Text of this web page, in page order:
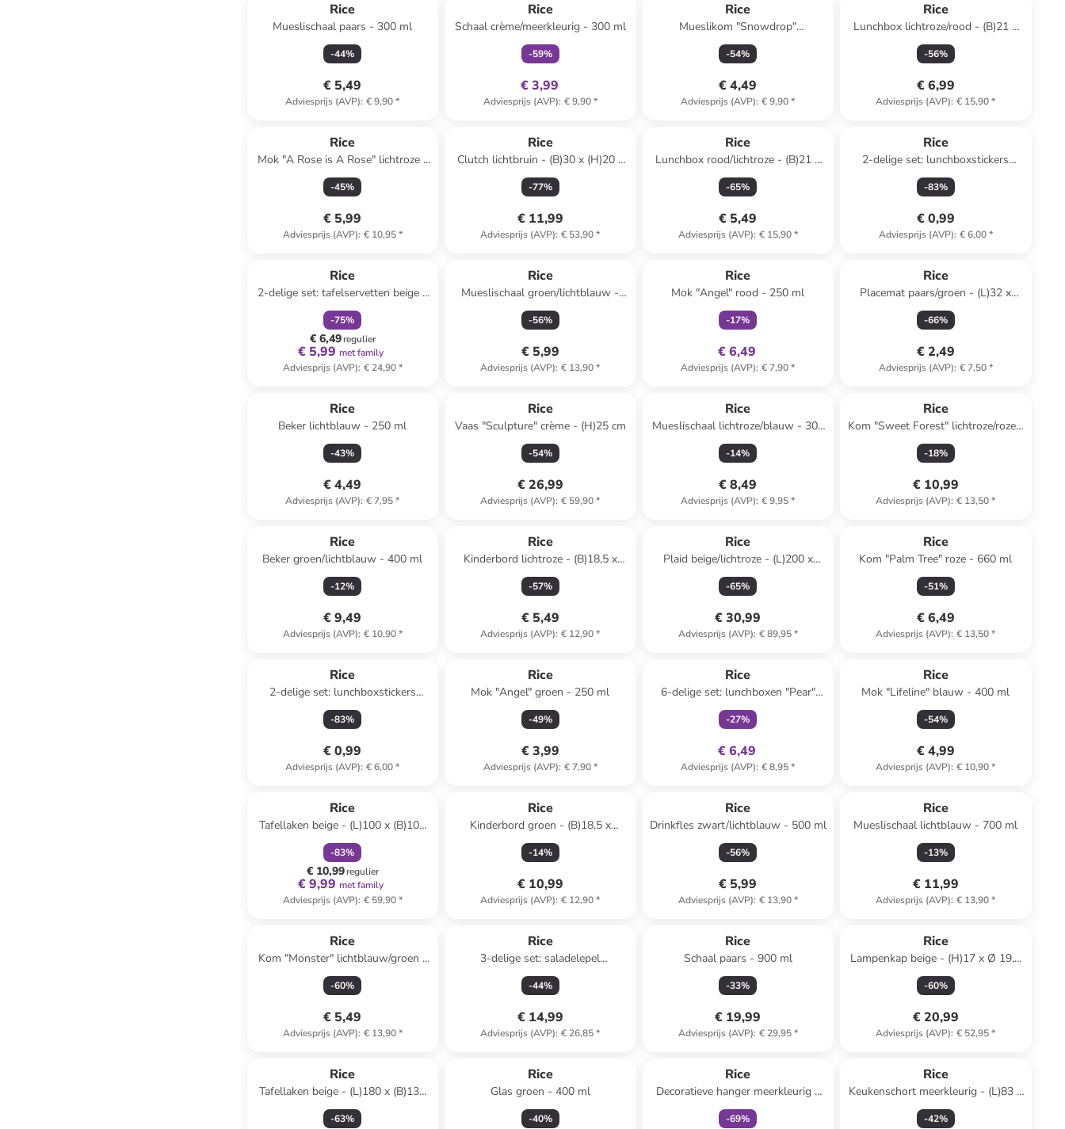
Rice
Mueslischaal paars - 300 ml
-44%
€ 5,49
Adviesprijs (AVP): € 9,90*
Rice
Schaal crème/meerkleurig - 300 ml
-59%
€ 3,99
Adviesprijs (AVP): € 9,90*
Rice
Mueslikom "Snowdrop"
lichtroze/groen - 300 ml
-54%
€ 4,49
Adviesprijs (AVP): € 9,90*
Rice
Lunchbox lichtroze/rood - (B)21 x
(H)7,5 x (D)14 cm
-56%
€ 6,99
Adviesprijs (AVP): € 15,90*
Rice
Mok "A Rose is A Rose" lichtroze -
400 ml
-45%
€ 5,99
Adviesprijs (AVP): € 10,95*
Rice
Clutch lichtbruin - (B)30 x (H)20 x
(D)8 cm
-77%
€ 11,99
Adviesprijs (AVP): € 53,90*
Rice
Lunchbox rood/lichtroze - (B)21 x
(H)7,5 x (D)14 cm
-65%
€ 5,49
Adviesprijs (AVP): € 15,90*
Rice
2-delige set: lunchboxstickers
"Sweet Cake" meerkleurig
-83%
€ 0,99
Adviesprijs (AVP): € 6,00*
Rice
2-delige set: tafelservetten beige -
(L)40 x (B)40 cm
-75%
€ 6,49regulier
€ 5,99 met family
Adviesprijs (AVP): € 24,90*
Rice
Mueslischaal groen/lichtblauw -
700 ml
-56%
€ 5,99
Adviesprijs (AVP): € 13,90*
Rice
Mok "Angel" rood - 250 ml
-17%
€ 6,49
Adviesprijs (AVP): € 7,90*
Rice
Placemat paars/groen - (L)32 x
(B)42 cm
-66%
€ 2,49
Adviesprijs (AVP): € 7,50*
Rice
Beker lichtblauw - 250 ml
-43%
€ 4,49
Adviesprijs (AVP): € 7,95*
Rice
Vaas "Sculpture" crème - (H)25 cm
-54%
€ 26,99
Adviesprijs (AVP): € 59,90*
Rice
Mueslischaal lichtroze/blauw - 300
ml
-14%
€ 8,49
Adviesprijs (AVP): € 9,95*
Rice
Kom "Sweet Forest" lichtroze/roze -
700 ml
-18%
€ 10,99
Adviesprijs (AVP): € 13,50*
Rice
Beker groen/lichtblauw - 400 ml
-12%
€ 9,49
Adviesprijs (AVP): € 10,90*
Rice
Kinderbord lichtroze - (B)18,5 x
(D)18,7 cm
-57%
€ 5,49
Adviesprijs (AVP): € 12,90*
Rice
Plaid beige/lichtroze - (L)200 x
(B)140 cm
-65%
€ 30,99
Adviesprijs (AVP): € 89,95*
Rice
Kom "Palm Tree" roze - 660 ml
-51%
€ 6,49
Adviesprijs (AVP): € 13,50*
Rice
2-delige set: lunchboxstickers
"Flower Power" meerkleurig
-83%
€ 0,99
Adviesprijs (AVP): € 6,00*
Rice
Mok "Angel" groen - 250 ml
-49%
€ 3,99
Adviesprijs (AVP): € 7,90*
Rice
6-delige set: lunchboxen "Pear"
turquoise - (L)13 x (B)13 cm
-27%
€ 6,49
Adviesprijs (AVP): € 8,95*
Rice
Mok "Lifeline" blauw - 400 ml
-54%
€ 4,99
Adviesprijs (AVP): € 10,90*
Rice
Tafellaken beige - (L)100 x (B)100
cm
-83%
€ 10,99regulier
€ 9,99 met family
Adviesprijs (AVP): € 59,90*
Rice
Kinderbord groen - (B)18,5 x
(D)18,7 cm
-14%
€ 10,99
Adviesprijs (AVP): € 12,90*
Rice
Drinkfles zwart/lichtblauw - 500 ml
-56%
€ 5,99
Adviesprijs (AVP): € 13,90*
Rice
Mueslischaal lichtblauw - 700 ml
-13%
€ 11,99
Adviesprijs (AVP): € 13,90*
Rice
Kom "Monster" lichtblauw/groen -
700 ml
-60%
€ 5,49
Adviesprijs (AVP): € 13,90*
Rice
3-delige set: saladelepel
crème/blauw/lichtroze - (H)21 cm
-44%
€ 14,99
Adviesprijs (AVP): € 26,85*
Rice
Schaal paars - 900 ml
-33%
€ 19,99
Adviesprijs (AVP): € 29,95*
Rice
Lampenkap beige - (H)17 x Ø 19,5
cm
-60%
€ 20,99
Adviesprijs (AVP): € 52,95*
Rice
Tafellaken beige - (L)180 x (B)135
cm
-63%
Rice
Glas groen - 400 ml
-40%
Rice
Decoratieve hanger meerkleurig -
(L)40 x (B)30 cm
-69%
Rice
Keukenschort meerkleurig - (L)83 x
(B)70 cm
-42%